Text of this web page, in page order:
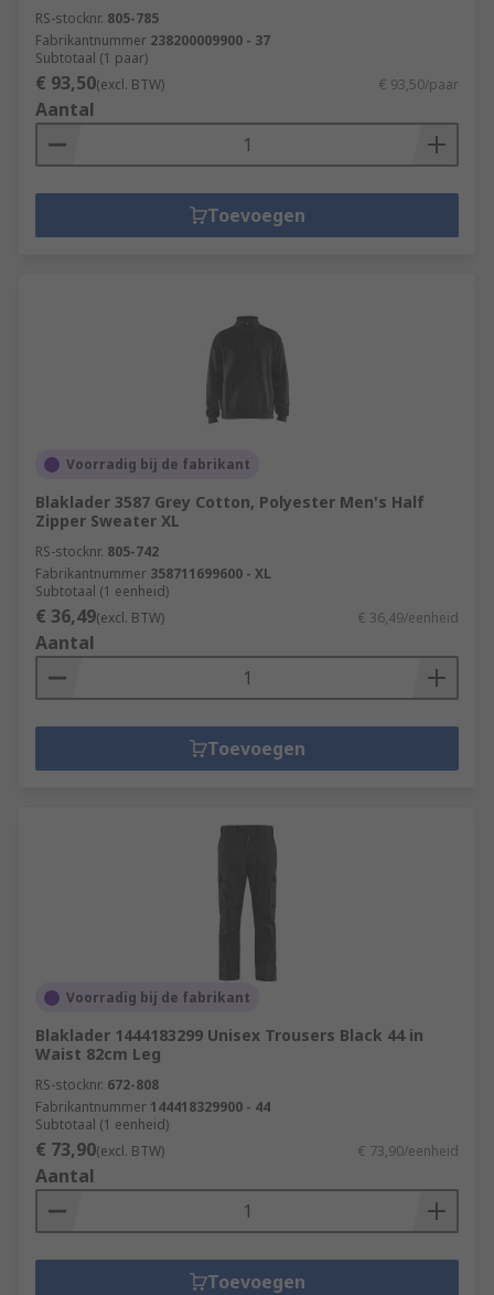
RS-stocknr. 805-785
Fabrikantnummer 238200009900 - 37
Subtotaal (1 paar)
€ 93,50(excl. BTW) € 93,50/paar
Aantal
Toevoegen
Voorradig bij de fabrikant
Blaklader 3587 Grey Cotton, Polyester Men's Half
Zipper Sweater XL
RS-stocknr. 805-742
Fabrikantnummer 358711699600 - XL
Subtotaal (1 eenheid)
€ 36,49(excl. BTW) € 36,49/eenheid
Aantal
Toevoegen
Voorradig bij de fabrikant
Blaklader 1444183299 Unisex Trousers Black 44 in
Waist 82cm Leg
RS-stocknr. 672-808
Fabrikantnummer 144418329900 - 44
Subtotaal (1 eenheid)
€ 73,90(excl. BTW) € 73,90/eenheid
Aantal
Toevoegen